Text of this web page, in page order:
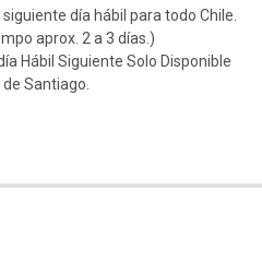
siguiente día hábil para todo Chile.
aprox. 2 a 3 días.)
Hábil Siguiente Solo Disponible
Santiago.